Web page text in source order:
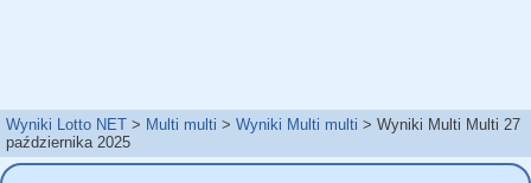
Wyniki Lotto NET Multi multi Wyniki Multi multi
Wyniki Multi Multi 27
października 2025